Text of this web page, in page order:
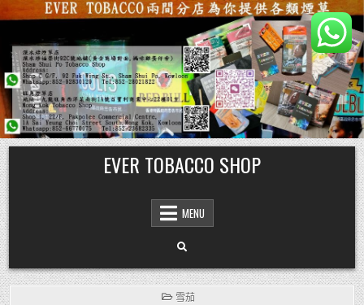
Skip
to
content
EVER TOBACCO SHOP
MENU
POSTED
雪茄